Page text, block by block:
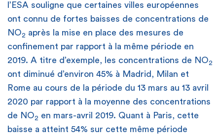
l’ESA souligne que certaines villes européennes
ont connu de fortes baisses de concentrations de
NO2 après la mise en place des mesures de
confinement par rapport à la même période en
2019. A titre d’exemple, les concentrations de NO2
ont diminué d’environ 45% à Madrid, Milan et
Rome au cours de la période du 13 mars au 13 avril
2020 par rapport à la moyenne des concentrations
de NO2 en mars-avril 2019. Quant à Paris, cette
baisse a atteint 54% sur cette même période